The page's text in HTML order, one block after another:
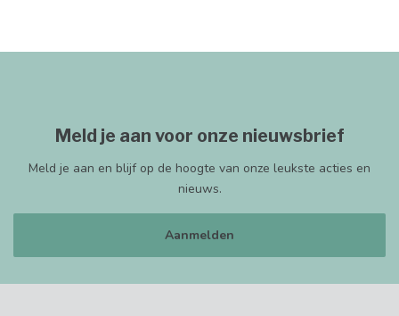
Meld je aan voor onze nieuwsbrief
Meld je aan en blijf op de hoogte van onze leukste acties en
nieuws.
Aanmelden